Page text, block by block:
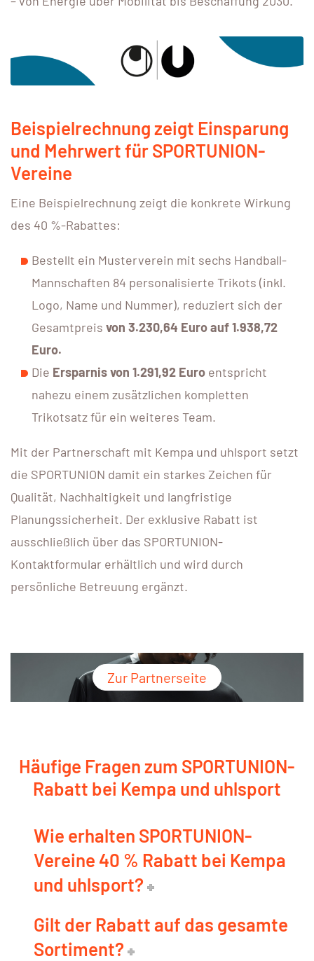
Beispielrechnung zeigt Einsparung
und Mehrwert für SPORTUNION-
Vereine
Eine Beispielrechnung zeigt die konkrete Wirkung
des 40 %-Rabattes:
Bestellt ein Musterverein mit sechs Handball-
Mannschaften 84 personalisierte Trikots (inkl.
Logo, Name und Nummer), reduziert sich der
Gesamtpreis von 3.230,64 Euro auf 1.938,72
Euro.
Die Ersparnis von 1.291,92 Euro entspricht
nahezu einem zusätzlichen kompletten
Trikotsatz für ein weiteres Team.
Mit der Partnerschaft mit Kempa und uhlsport setzt
die SPORTUNION damit ein starkes Zeichen für
Qualität, Nachhaltigkeit und langfristige
Planungssicherheit. Der exklusive Rabatt ist
ausschließlich über das SPORTUNION-
Kontaktformular erhältlich und wird durch
persönliche Betreuung ergänzt.
Zur Partnerseite
Häufige Fragen zum SPORTUNION-
Rabatt bei Kempa und uhlsport
Wie erhalten SPORTUNION-
Vereine 40 % Rabatt bei Kempa
und uhlsport?
Gilt der Rabatt auf das gesamte
Sortiment?